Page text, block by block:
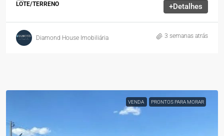
LOTE/TERRENO +Detalhes
Diamond House Imobiliária 3 semanas atrás
VENDA PRONTOS PARA MORAR